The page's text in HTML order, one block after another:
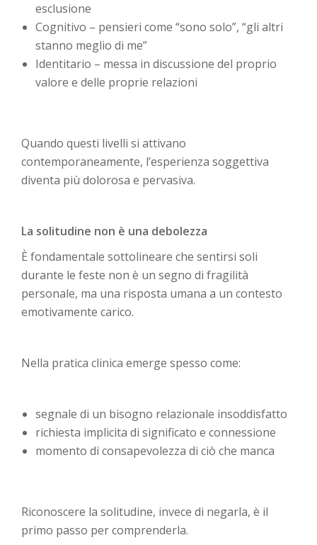
esclusione
Cognitivo – pensieri come “sono solo”, “gli altri
stanno meglio di me”
Identitario – messa in discussione del proprio
valore e delle proprie relazioni
Quando questi livelli si attivano
contemporaneamente, l’esperienza soggettiva
diventa più dolorosa e pervasiva.
La solitudine non è una debolezza
È fondamentale sottolineare che sentirsi soli
durante le feste non è un segno di fragilità
personale, ma una risposta umana a un contesto
emotivamente carico.
Nella pratica clinica emerge spesso come:
segnale di un bisogno relazionale insoddisfatto
richiesta implicita di significato e connessione
momento di consapevolezza di ciò che manca
Riconoscere la solitudine, invece di negarla, è il
primo passo per comprenderla.